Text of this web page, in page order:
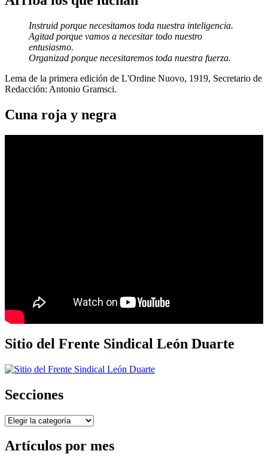
Instruid porque necesitamos toda nuestra inteligencia.
Agitad porque vamos a necesitar todo nuestro
entusiasmo.
Organizad porque necesitaremos toda nuestra fuerza.
Lema de la primera edición de L'Ordine Nuovo, 1919, Secretario de
Redacción: Antonio Gramsci.
Cuna roja y negra
Sitio del Frente Sindical León Duarte
Secciones
Secciones
Artículos por mes